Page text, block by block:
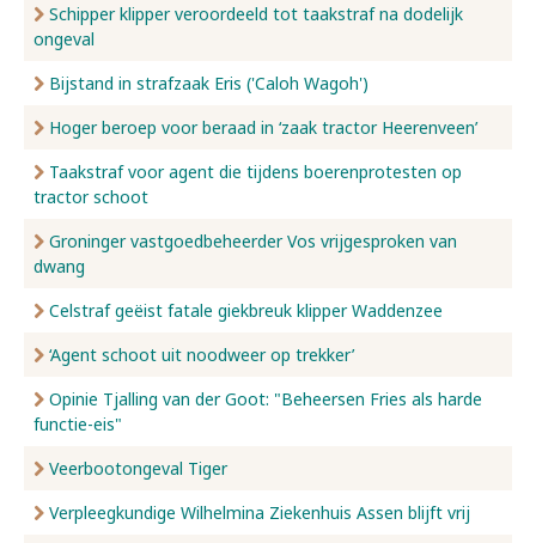
Schipper klipper veroordeeld tot taakstraf na dodelijk
ongeval
Bijstand in strafzaak Eris ('Caloh Wagoh')
Hoger beroep voor beraad in ‘zaak tractor Heerenveen’
Taakstraf voor agent die tijdens boerenprotesten op
tractor schoot
Groninger vastgoedbeheerder Vos vrijgesproken van
dwang
Celstraf geëist fatale giekbreuk klipper Waddenzee
‘Agent schoot uit noodweer op trekker’
Opinie Tjalling van der Goot: "Beheersen Fries als harde
functie-eis"
Veerbootongeval Tiger
Verpleegkundige Wilhelmina Ziekenhuis Assen blijft vrij